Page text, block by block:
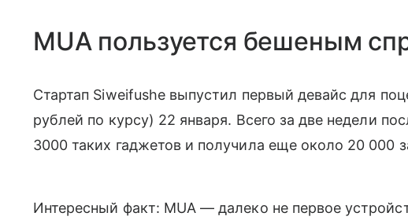
MUA пользуется бешеным
Стартап Siweifushe выпустил первый девайс для
рублей по курсу) 22 января. Всего за две недели
3000 таких гаджетов и получила еще около 20 000
Интересный факт: MUA — далеко не первое